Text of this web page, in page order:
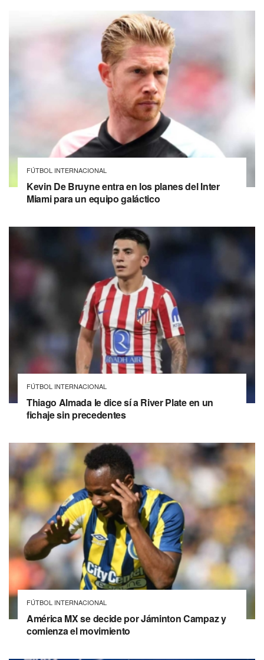
FÚTBOL INTERNACIONAL
Kevin De Bruyne entra en los planes del Inter
Miami para un equipo galáctico
FÚTBOL INTERNACIONAL
Thiago Almada le dice sí a River Plate en un
fichaje sin precedentes
FÚTBOL INTERNACIONAL
América MX se decide por Jáminton Campaz y
comienza el movimiento